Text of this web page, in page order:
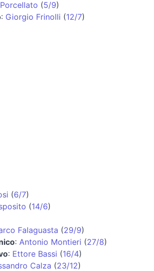
(5/9)
: Giorgio Frinolli (12/7)
(6/7)
(14/6)
Falaguasta (29/9)
: Antonio Montieri (27/8)
: Ettore Bassi (16/4)
Calza (23/12)